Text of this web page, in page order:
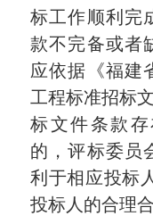
标工作顺利完
款不完备或者
应依据《福建
工程标准招标
标文件条款
的，评标委员
利于相应投标
投标人的合理